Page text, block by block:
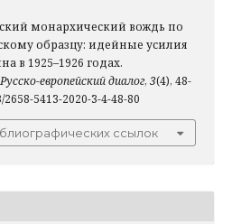
монархический вождь по
образцу: идейные усилия
в 1925–1926 годах.
европейский диалог, 3(4), 48-
5413-2020-3-4-48-80
ссылок